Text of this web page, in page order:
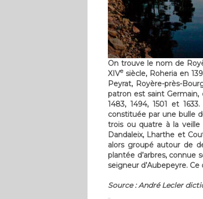
On trouve le nom de
XIVesiècle, Roheria en
Peyrat, Royère-près-
patron est saint Germain,
1483, 1494, 1501 et
constituée par une bulle
trois ou quatre à la veille
Dandaleix, Lharthe et
alors groupé autour de
plantée d’arbres, connue
seigneur d’Aubepeyre. Ce
Source : André Lecler